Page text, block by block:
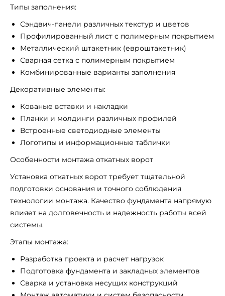
Типы заполнения:
Сэндвич-панели различных текстур и цветов
Профилированный лист с полимерным покрытием
Металлический штакетник (евроштакетник)
Сварная сетка с полимерным покрытием
Комбинированные варианты заполнения
Декоративные элементы:
Кованые вставки и накладки
Планки и молдинги различных профилей
Встроенные светодиодные элементы
Логотипы и информационные таблички
Особенности монтажа откатных ворот
Установка откатных ворот требует тщательной
подготовки основания и точного соблюдения
технологии монтажа. Качество фундамента напрямую
влияет на долговечность и надежность работы всей
системы.
Этапы монтажа:
Разработка проекта и расчет нагрузок
Подготовка фундамента и закладных элементов
Сварка и установка несущих конструкций